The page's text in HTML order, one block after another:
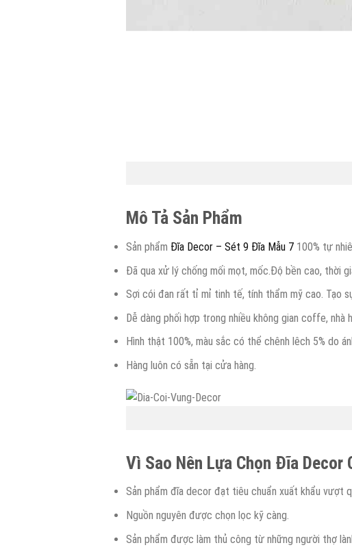
Mô Tả Sản Phẩm
Sản phẩm Đĩa Decor – Sét 9 Đĩa Mẫu 7100% tự
Đã qua xử lý chống mối mọt, mốc.Độ bền cao, thời
Sợi cói đan rất tỉ mỉ tinh tế, tính thẩm mỹ cao. Tạo
Dễ dàng phối hợp trong nhiều không gian coffe, nhà
Hình thật 100%, màu sắc có thể chênh lêch 5% do
Hàng luôn có sẵn tại cửa hàng.
Vì Sao Nên Lựa Chọn Đĩa Decor
Sản phẩm đĩa decor đạt tiêu chuẩn xuất khẩu vượt
Nguồn nguyên được chọn lọc kỹ càng.
Sản phẩm được làm thủ công từ những người thợ